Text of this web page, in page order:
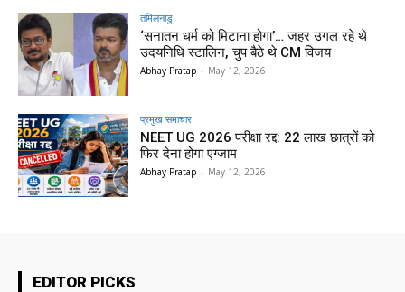
तमिलनाडु
‘सनातन धर्म को मिटाना होगा’… जहर उगल रहे थे
उदयनिधि स्टालिन, चुप बैठे थे CM विजय
Abhay Pratap - May 12, 2026
प्रमुख समाचार‎
NEET UG 2026 परीक्षा रद्द: 22 लाख छात्रों को
फिर देना होगा एग्जाम
Abhay Pratap - May 12, 2026
EDITOR PICKS